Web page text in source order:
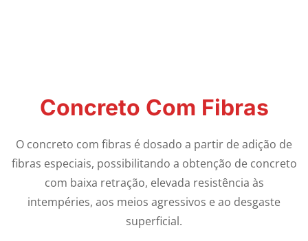
Concreto Com Fibras
O concreto com fibras é dosado a partir de adição de
fibras especiais, possibilitando a obtenção de concreto
com baixa retração, elevada resistência às
intempéries, aos meios agressivos e ao desgaste
superficial.